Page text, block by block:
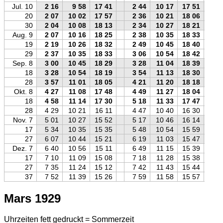
Jul. 10
2 16 9 58 17 41 2 44 10 17 17 51
20
2 07 10 02 17 57 2 36 10 21 18 06
30
2 04 10 08 18 13 2 34 10 27 18 21
Aug. 9
2 07 10 16 18 25 2 38 10 35 18 33
19
2 19 10 26 18 32 2 49 10 45 18 40
29
2 37 10 35 18 33 3 06 10 54 18 42
Sep. 8
3 00 10 45 18 29 3 28 11 04 18 39
18
3 28 10 54 18 19 3 54 11 13 18 30
28
3 57 11 01 18 05 4 21 11 20 18 18
Okt. 8
4 27 11 08 17 48 4 49 11 27 18 04
18
4 58 11 14 17 30 5 18 11 33 17 47
28
4 29 10 21 16 11 4 47 10 40 16 30
Nov. 7
5 01 10 27 15 52 5 17 10 46 16 14
17
5 34 10 35 15 35 5 48 10 54 15 59
27
6 07 10 44 15 21 6 19 11 03 15 47
Dez. 7
6 40 10 56 15 11 6 49 11 15 15 39
17
7 10 11 09 15 08 7 18 11 28 15 38
27
7 35 11 24 15 12 7 42 11 43 15 44
37
7 52 11 39 15 26 7 59 11 58 15 57
Mars 1929
Uhrzeiten fett gedruckt = Sommerzeit